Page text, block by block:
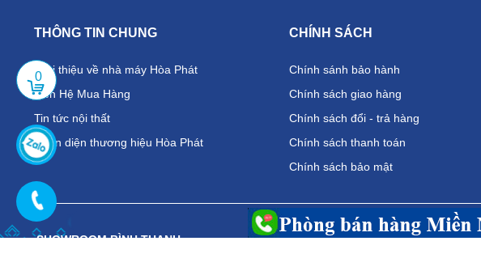
THÔNG TIN CHUNG
Giới thiệu về nhà máy Hòa Phát
Liên Hệ Mua Hàng
Tin tức nội thất
Nhận diện thương hiệu Hòa Phát
CHÍNH SÁCH
Chính sánh bảo hành
Chính sách giao hàng
Chính sách đổi - trả hàng
Chính sách thanh toán
Chính sách bảo mật
SHOWROOM BÌNH THẠNH
CHI NHÁNH BÌNH DƯƠNG
0